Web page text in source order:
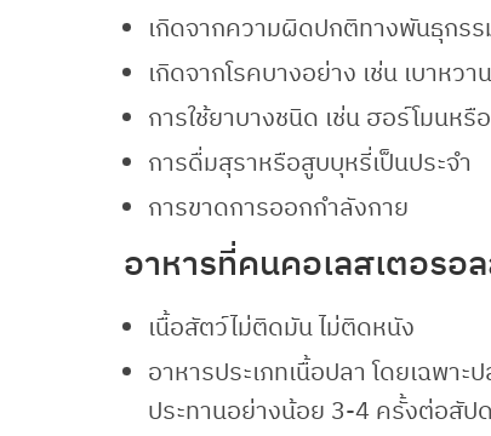
เกิดจากความผิดปกติทางพันธุกร
เกิดจากโรคบางอย่าง เช่น เบาหว
การใช้ยาบางชนิด เช่น ฮอร์โมนห
การดื่มสุราหรือสูบบุหรี่เป็นประจำ
การขาดการออกกำลังกาย
อาหารที่คนคอเลสเตอรอ
เนื้อสัตว์ไม่ติดมัน ไม่ติดหนัง
อาหารประเภทเนื้อปลา โดยเฉพา
ประทานอย่างน้อย 3-4 ครั้งต่อสัป